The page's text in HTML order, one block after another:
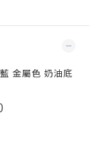
金屬色 奶油底